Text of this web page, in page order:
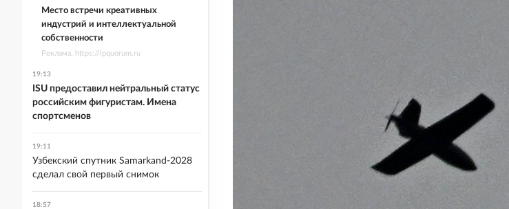
Место встречи креативных
индустрий и интеллектуальной
собственности
Реклама. https://ipquorum.ru
19:13
ISU предоставил нейтральный статус
российским фигуристам. Имена
спортсменов
19:11
Узбекский спутник Samarkand-2028
сделал свой первый снимок
18:57